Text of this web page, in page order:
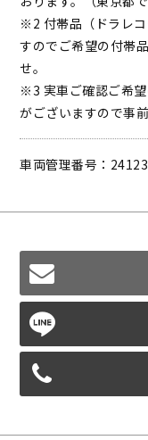
※2 付帯品（ドラレ
すのでご希望の付帯
せ。
※3 実車ご確認ご希
がございますので事
車両管理番号：24123